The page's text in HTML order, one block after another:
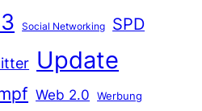
Social Networking
SPD
Update
Web 2.0 Werbung